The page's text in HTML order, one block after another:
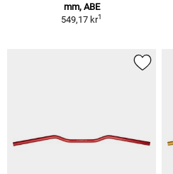
mm, ABE
549,17 kr1